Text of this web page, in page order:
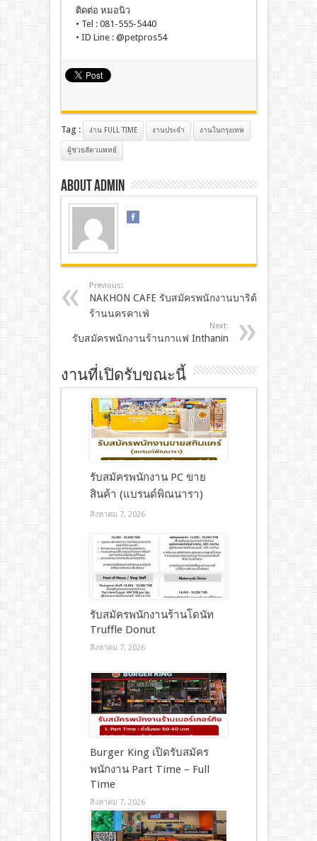
ติดต่อ หมอนิว
• Tel : 081-555-5440
• ID Line : @petpros54
Tag : ง่าน FULL TIME งานประจํา งานในกรุงเทพ
ผู้ช่วยสัตวแพทย์
About admin
Previous:
NAKHON CAFE รับสมัครพนักงานบาริต้า
ร้านนครคาเฟ่
Next:
รับสมัครพนักงานร้านกาแฟ Inthanin
งานที่เปิดรับขณะนี้
รับสมัครพนักงาน PC ขาย
สินค้า (แบรนด์พิณนารา)
สิงหาคม 7, 2026
รับสมัครพนักงานร้านโดนัท
Truffle Donut
สิงหาคม 7, 2026
Burger King เปิดรับสมัคร
พนักงาน Part Time – Full
Time
สิงหาคม 7, 2026